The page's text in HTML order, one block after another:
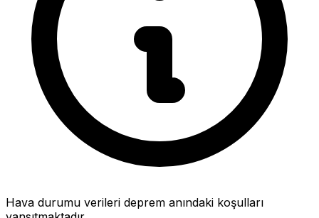
Hava durumu verileri deprem anındaki koşulları